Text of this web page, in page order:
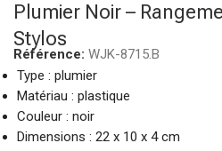
Plumier Noir –
Stylos
Référence: WJK-8715.B
Type : plumier
Matériau : plastique
Couleur : noir
Dimensions : 22 x 10 x 4 cm